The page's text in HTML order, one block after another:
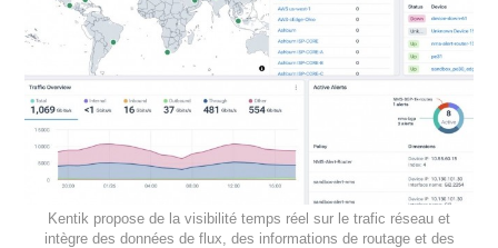
Kentik propose de la visibilité temps réel sur le trafic réseau et
intègre des données de flux, des informations de routage et des